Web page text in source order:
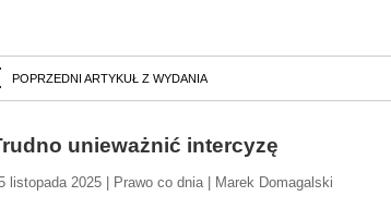
POPRZEDNI ARTYKUŁ Z WYDANIA
unieważnić intercyzę
listopada 2025 | Prawo co dnia | Marek Domagalski